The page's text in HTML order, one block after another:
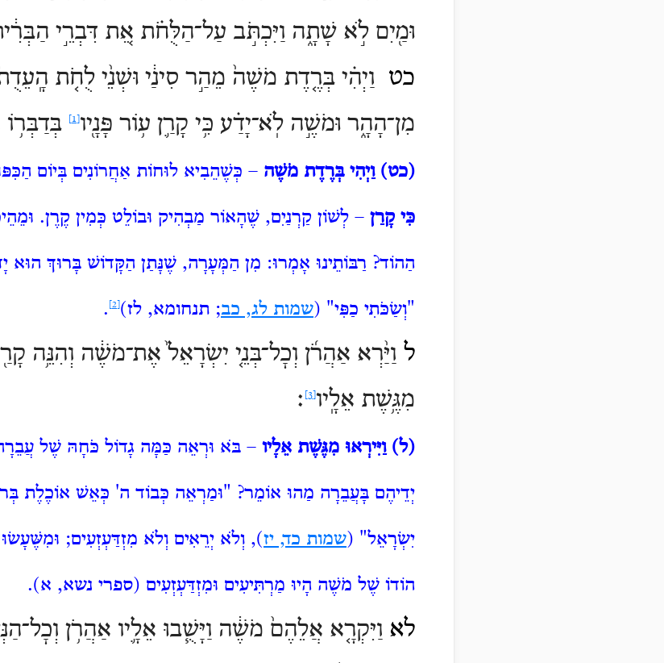
וּמַ֖יִם לֹ֣א שָׁתָ֑ה וַיִּכְתֹּ֣ב עַל־הַלֻּחֹ֗ת אֵ֚ת דִּבְרֵ֣י
כט
וַיְהִ֗י בְּרֶ֤דֶת מֹשֶׁה֙ מֵהַ֣ר סִינַ֔י וּשְׁנֵ֨י לֻחֹ֤ת
מִן־הָהָ֑ר וּמֹשֶׁ֣ה לֹֽא־יָדַ֗ע כִּ֥י קָרַ֛ן ע֥וֹר פָּנָ֖יו בְּדַבְּר֥וֹ
(כט)וַיְהִי בְּרֶדֶת מֹשֶׁה – כְּשֶׁהֵבִיא לוּחוֹת אַחֲרוֹנִים בְּיוֹם
כִּי קָרַן – לְשׁוֹן קַרְנַיִם, שֶׁהָאוֹר מַבְהִיק וּבוֹלֵט כְּמִין קֶרֶן.
הַהוֹד? רַבּוֹתֵינוּ אָמְרוּ: מִן הַמְּעָרָה, שֶׁנָּתַן הַקָּדוֹשׁ בָּרוּךְ הוּא
"וְשַׂכֹּתִי כַפִּי" (שמות לג, כב; תנחומא, לז)
.
ל וַיַּ֨רְא אַהֲרֹ֜ן וְכׇל־בְּנֵ֤י יִשְׂרָאֵל֙ אֶת־מֹשֶׁ֔ה וְהִנֵּ֥ה קָרַ֖ן
מִגֶּ֥שֶׁת אֵלָֽיו ׃
(ל) וַיִּירְאוּ מִגֶּשֶׁת אֵלָיו – בֹּא וּרְאֵה כַּמָּה גָדוֹל כֹּחָהּ שֶׁל
יְדֵיהֶם בָּעֲבֵרָה מַהוּ אוֹמֵר? "וּמַרְאֵה כְּבוֹד ה' כְּאֵשׁ אוֹכֶלֶת
יִשְׂרָאֵל" (שמות כד, יז), וְלֹא יְרֵאִים וְלֹא מִזְדַּעְזְעִים;
הוֹדוֹ שֶׁל מֹשֶׁה הָיוּ מַרְתִּיעִים וּמִזְדַּעְזְעִים (ספרי נשא, א).
לא וַיִּקְרָ֤א אֲלֵהֶם֙ מֹשֶׁ֔ה וַיָּשֻׁ֧בוּ אֵלָ֛יו אַהֲרֹ֥ן